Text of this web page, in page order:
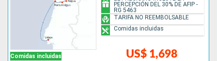
Comidas incluidas US$ 1,698
PERCEPCIÓN DEL 30% DE AFIP -
RG 5463
TARIFA NO REEMBOLSABLE
Comidas incluidas